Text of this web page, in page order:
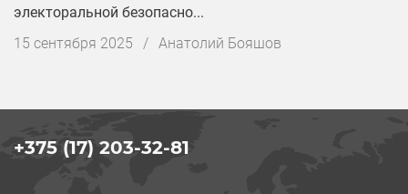
электоральной безопасно...
Дата
15 сентября 2025 / Анатолий Бояшов
+375 (17) 203-32-81